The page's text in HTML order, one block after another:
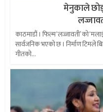
मेनुकाले
काठमाडौं । फिल्म ‘लज्जावती’ को
सार्वजनिक भएको छ । निर्माण टिमले
गीतको...